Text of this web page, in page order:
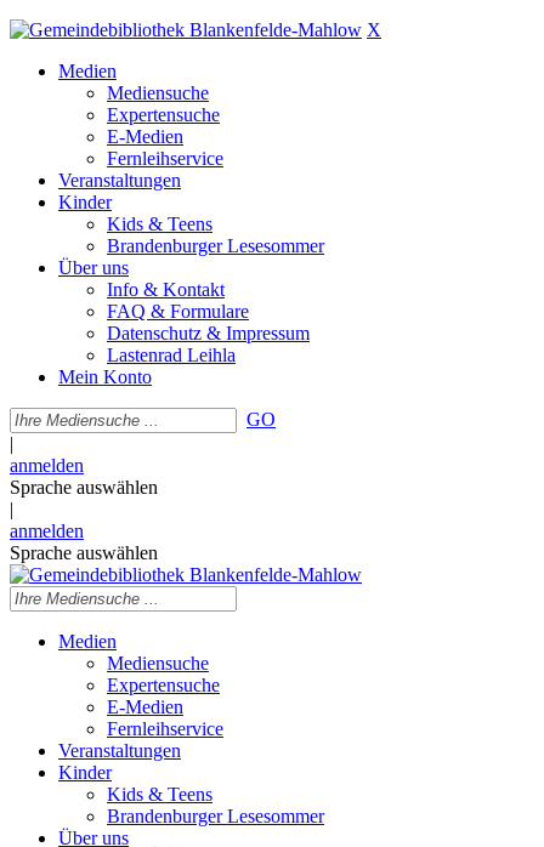
X
Medien
Mediensuche
Expertensuche
E-Medien
Fernleihservice
Veranstaltungen
Kinder
Kids & Teens
Brandenburger Lesesommer
Über uns
Info & Kontakt
FAQ & Formulare
Datenschutz & Impressum
Lastenrad Leihla
Mein Konto
GO
|
anmelden
Sprache auswählen
|
anmelden
Sprache auswählen
Medien
Mediensuche
Expertensuche
E-Medien
Fernleihservice
Veranstaltungen
Kinder
Kids & Teens
Brandenburger Lesesommer
Über uns